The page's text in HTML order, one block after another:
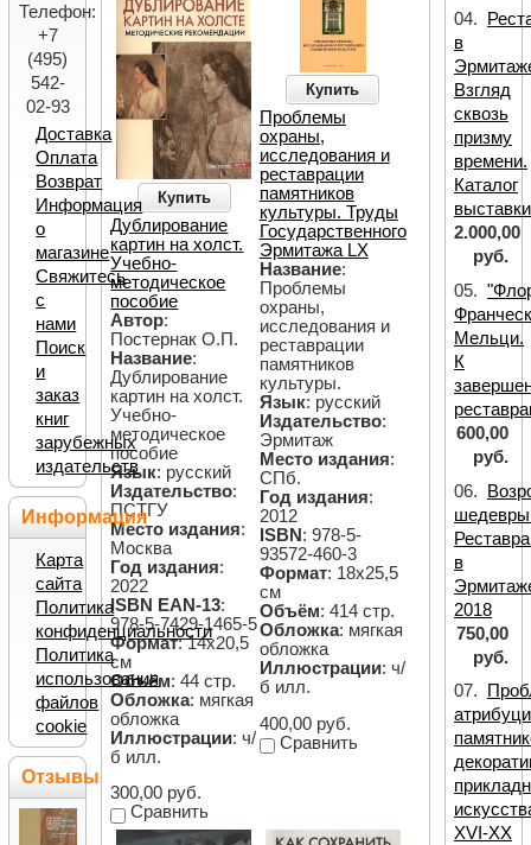
Купить
Дублирование
картин на холст.
Учебно-
методическое
пособие
Автор:
Постернак О.П.
Название:
Дублирование
картин на холст.
Учебно-
методическое
пособие
Язык: русский
Издательство:
ПСТГУ
Место издания:
Москва
Год издания:
2022
ISBN EAN-13:
978-5-7429-1465-5
Формат: 14х20,5
см
Объём: 44 стр.
Обложка: мягкая
обложка
Иллюстрации: ч/
б илл.
300,00 руб.
Сравнить
Купить
Проблемы
охраны,
исследования и
реставрации
памятников
культуры. Труды
Государственного
Эрмитажа LX
Название:
Проблемы
охраны,
исследования и
реставрации
памятников
культуры.
Язык: русский
Издательство:
Эрмитаж
Место издания:
СПб.
Год издания:
2012
ISBN : 978-5-
93572-460-3
Формат: 18х25,5
см
Объём: 414 стр.
Обложка: мягкая
обложка
Иллюстрации: ч/
б илл.
400,00 руб.
Сравнить
Телефон:
+7
(495)
542-
02-93
Доставка
Оплата
Возврат
Информация
о
магазине
Свяжитесь
с
нами
Поиск
и
заказ
книг
зарубежных
издательств
Информация
Карта
сайта
Политика
конфиденциальности
Политика
использования
файлов
cookie
Отзывы
04.
в
Взгляд
сквозь
призму
времени.
Каталог
выставки
2.000,00
руб.
05.
Мельци.
К
600,00
руб.
06.
в
2018
750,00
руб.
07.
XVI-XX